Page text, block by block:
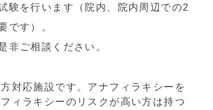
験を行います（院内、院内周辺での2
です）。
非ご相談ください。
対応施設です。アナフィラキシーを
ィラキシーのリスクが高い方は持つ